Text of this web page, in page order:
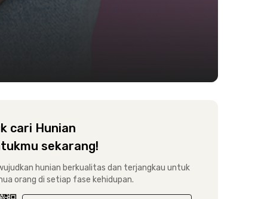
cari Hunian
sekarang!
hunian berkualitas dan terjangkau untuk
orang di setiap fase kehidupan.